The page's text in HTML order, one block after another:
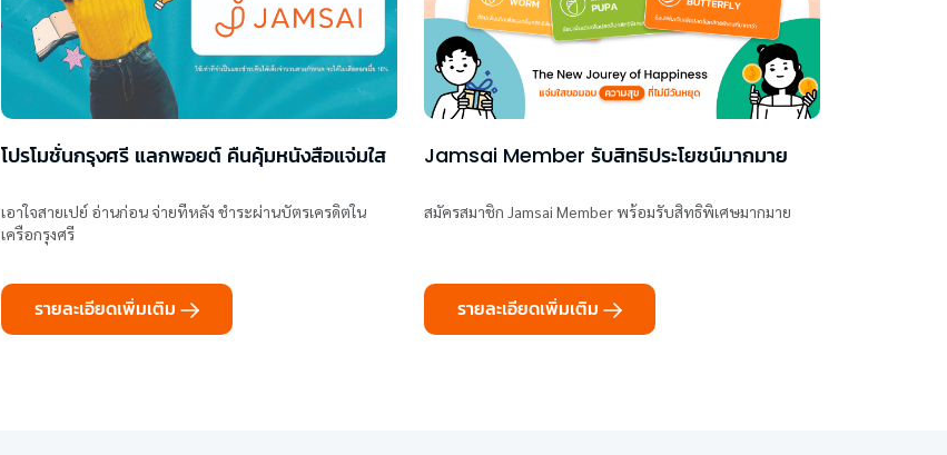
โปรโมชั่นกรุงศรี แลกพอยต์ คืนคุ้มหนังสือแจ่มใส
เอาใจสายเปย์ อ่านก่อน จ่ายทีหลัง ชำระผ่านบัตรเครดิตใน
เครือกรุงศรี
รายละเอียดเพิ่มเติม
Jamsai Member รับสิทธิประโยชน์มากมาย
สมัครสมาชิก Jamsai Member พร้อมรับสิทธิพิเศษมากมาย
รายละเอียดเพิ่มเติม